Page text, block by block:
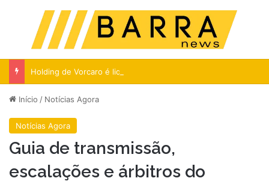
Menu
Holding de Vorcaro é liquidada nas Ilhas Cayman
Início / Notícias Agora
Notícias Agora
Guia de transmissão,
escalações e árbitros do